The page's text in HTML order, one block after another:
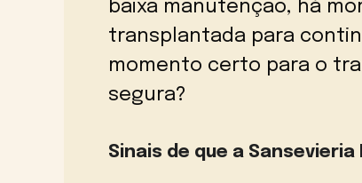
baixa manutenção, há
transplantada para
momento certo para o
segura?
Sinais de que a